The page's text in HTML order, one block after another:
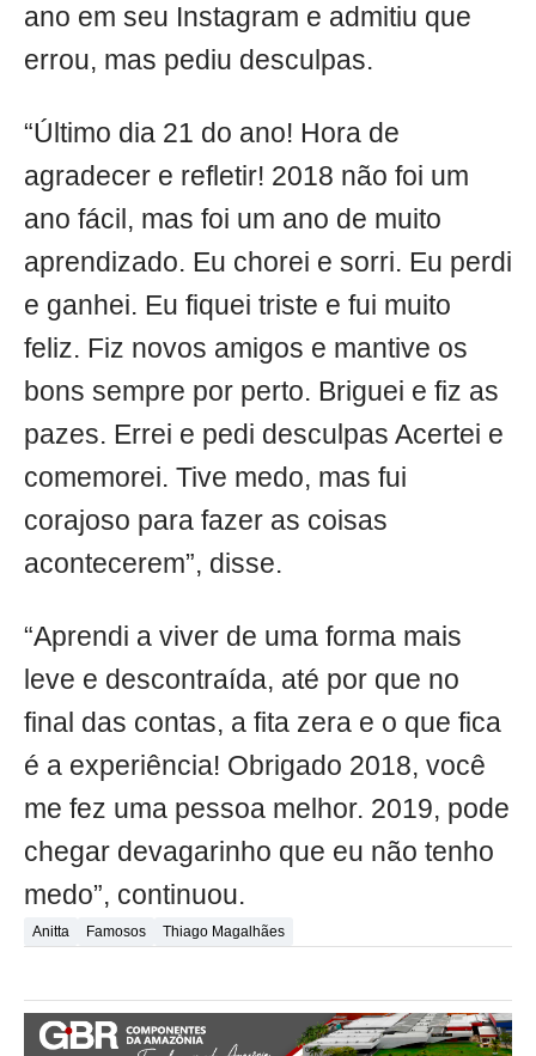
ano em seu Instagram e admitiu que
errou, mas pediu desculpas.
“Último dia 21 do ano! Hora de
agradecer e refletir! 2018 não foi um
ano fácil, mas foi um ano de muito
aprendizado. Eu chorei e sorri. Eu perdi
e ganhei. Eu fiquei triste e fui muito
feliz. Fiz novos amigos e mantive os
bons sempre por perto. Briguei e fiz as
pazes. Errei e pedi desculpas Acertei e
comemorei. Tive medo, mas fui
corajoso para fazer as coisas
acontecerem”, disse.
“Aprendi a viver de uma forma mais
leve e descontraída, até por que no
final das contas, a fita zera e o que fica
é a experiência! Obrigado 2018, você
me fez uma pessoa melhor. 2019, pode
chegar devagarinho que eu não tenho
medo”, continuou.
Anitta Famosos Thiago Magalhães